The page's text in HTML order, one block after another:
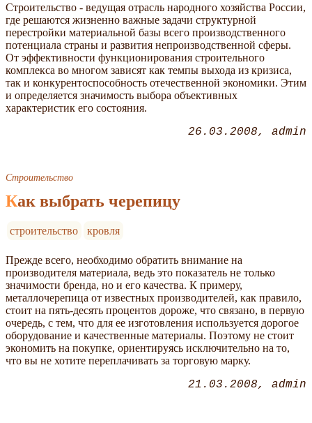
Строительство - ведущая отрасль народного хозяйства России,
где решаются жизненно важные задачи структурной
перестройки материальной базы всего производственного
потенциала страны и развития непроизводственной сферы.
От эффективности функционирования строительного
комплекса во многом зависят как темпы выхода из кризиса,
так и конкурентоспособность отечественной экономики. Этим
и определяется значимость выбора объективных
характеристик его состояния.
26.03.2008 admin
Строительство
Как выбрать черепицу
строительство кровля
Прежде всего, необходимо обратить внимание на
производителя материала, ведь это показатель не только
значимости бренда, но и его качества. К примеру,
металлочерепица от известных производителей, как правило,
стоит на пять-десять процентов дороже, что связано, в первую
очередь, с тем, что для ее изготовления используется дорогое
оборудование и качественные материалы. Поэтому не стоит
экономить на покупке, ориентируясь исключительно на то,
что вы не хотите переплачивать за торговую марку.
21.03.2008 admin